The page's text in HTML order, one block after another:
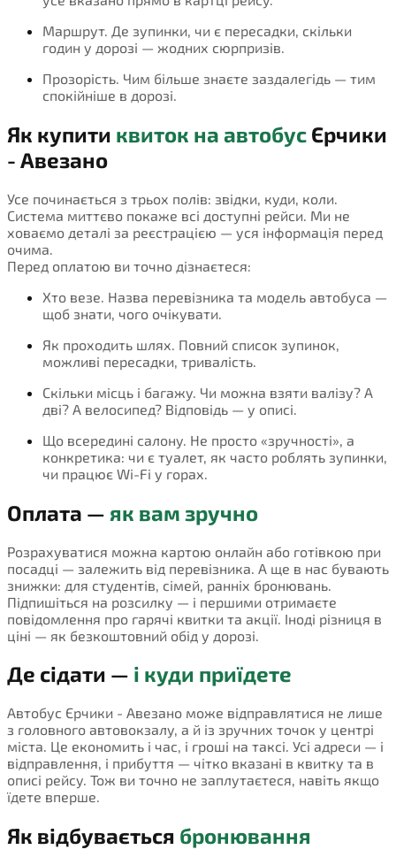
Маршрут. Де зупинки, чи є пересадки, скільки
годин у дорозі — жодних сюрпризів.
Прозорість. Чим більше знаєте заздалегідь — тим
спокійніше в дорозі.
Як купити квиток на автобус Єрчики
- Авезано
Усе починається з трьох полів: звідки, куди, коли.
Система миттєво покаже всі доступні рейси. Ми не
ховаємо деталі за реєстрацією — уся інформація перед
очима.
Перед оплатою ви точно дізнаєтеся:
Хто везе. Назва перевізника та модель автобуса —
щоб знати, чого очікувати.
Як проходить шлях. Повний список зупинок,
можливі пересадки, тривалість.
Скільки місць і багажу. Чи можна взяти валізу? А
дві? А велосипед? Відповідь — у описі.
Що всередині салону. Не просто «зручності», а
конкретика: чи є туалет, як часто роблять зупинки,
чи працює Wi-Fi у горах.
Оплата — як вам зручно
Розрахуватися можна картою онлайн або готівкою при
посадці — залежить від перевізника. А ще в нас бувають
знижки: для студентів, сімей, ранніх бронювань.
Підпишіться на розсилку — і першими отримаєте
повідомлення про гарячі квитки та акції. Іноді різниця в
ціні — як безкоштовний обід у дорозі.
Де сідати — і куди приїдете
Автобус Єрчики - Авезано може відправлятися не лише
з головного автовокзалу, а й із зручних точок у центрі
міста. Це економить і час, і гроші на таксі. Усі адреси — і
відправлення, і прибуття — чітко вказані в квитку та в
описі рейсу. Тож ви точно не заплутаєтеся, навіть якщо
їдете вперше.
Як відбувається бронювання